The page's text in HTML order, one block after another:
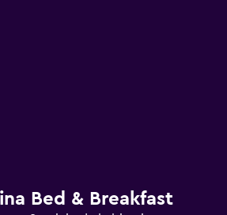
Bed & Breakfast